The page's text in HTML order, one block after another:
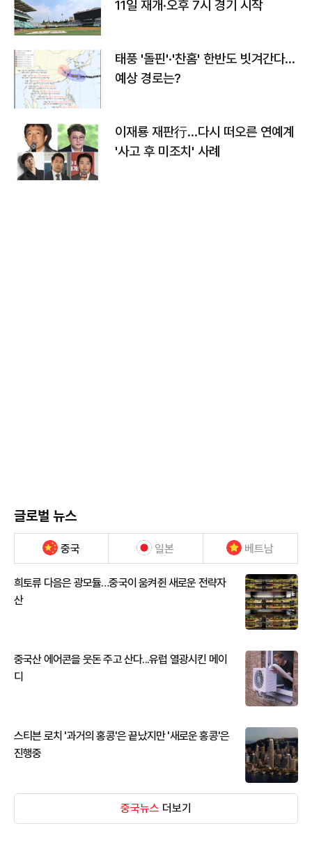
11일 재개·오후 7시 경기 시작
태풍 '돌핀'·'찬홈' 한반도 빗겨간다…
예상 경로는?
이재룡 재판行…다시 떠오른 연예계
'사고 후 미조치' 사례
글로벌 뉴스
중국 일본 베트남
희토류 다음은 광모듈…중국이 움켜쥔 새로운 전략자
산
중국산 에어콘을 웃돈 주고 산다...유럽 열광시킨 메이
디
스티븐 로치 '과거의 홍콩'은 끝났지만 '새로운 홍콩'은
진행중
중국뉴스 더보기